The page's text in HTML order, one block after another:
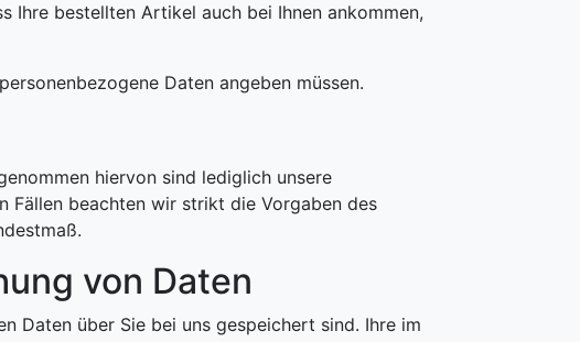
Ihre bestellten Artikel auch bei Ihnen ankommen,
Daten angeben müssen.
hiervon sind lediglich unsere
Fällen beachten wir strikt die Vorgaben des
von Daten
Daten über Sie bei uns gespeichert sind. Ihre im